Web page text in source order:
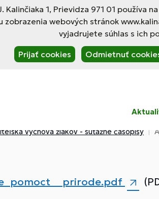
1, Prievidza 971 01
webových stránok
vyjadrujete súhlas s ich
Prijať cookies Odmietnuť
výchova žiakov - súťažné časopisy